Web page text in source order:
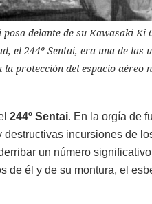
delante de su Kawasaki Ki-
el 244º Sentai, era una de las
la protección del espacio aéreo
244º Sentai. En la orgía de
destructivas incursiones de
un número
de él y de su montura, el